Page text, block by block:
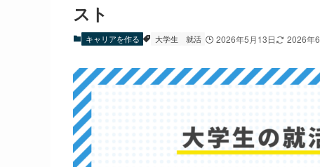
スト
キャリアを作る 大学生 就活 2026年5月13日 2026年